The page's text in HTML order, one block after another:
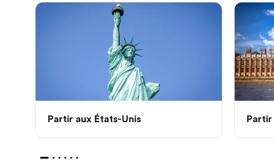
Partir aux États-Unis Partir